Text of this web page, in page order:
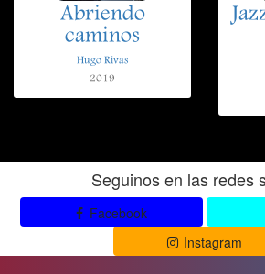
Abriendo
caminos
Hugo Rivas
2019
Seguinos en las redes
Facebook
Instagram